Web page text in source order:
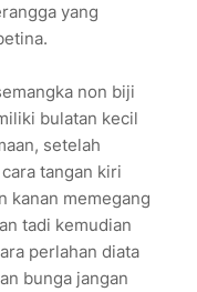
yang
non biji
bulatan kecil
setelah
tangan kiri
kanan memegang
tadi kemudian
perlahan diata
bunga jangan